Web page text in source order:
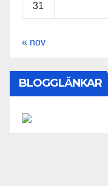
31
« nov
BLOGGLÄNKAR